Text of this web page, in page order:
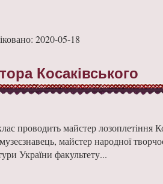
2020-05-18
Косаківського
проводить майстер лозоплетіння
майстер народної
України факультету...